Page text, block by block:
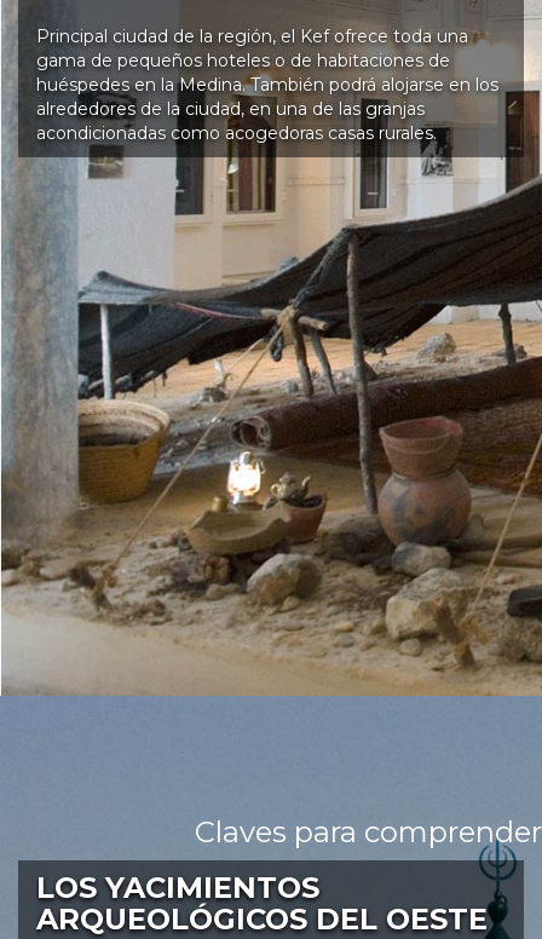
Principal ciudad de la región, el Kef ofrece toda una
gama de pequeños hoteles o de habitaciones de
huéspedes en la Medina. También podrá alojarse en los
alrededores de la ciudad, en una de las granjas
acondicionadas como acogedoras casas rurales.
Claves para comprender
LOS YACIMIENTOS
ARQUEOLÓGICOS DEL OESTE